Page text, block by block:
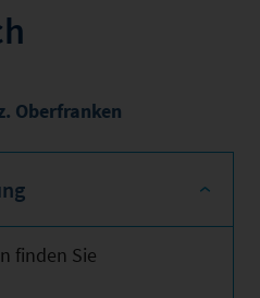
Oberfranken
finden Sie